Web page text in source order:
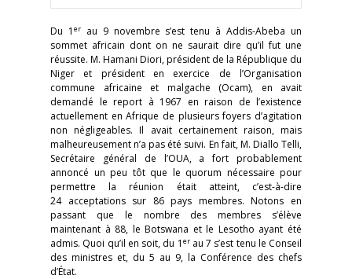
Du 1 erau 9 novembre s’est tenu à Addis-Abeba un
sommet africain dont on ne saurait dire qu’il fut une
réussite. M. Hamani Diori, président de la République du
Niger et président en exercice de l’Organisation
commune africaine et malgache (Ocam), en avait
demandé le report à 1967 en raison de l’existence
actuellement en Afrique de plusieurs foyers d’agitation
non négligeables. Il avait certainement raison, mais
malheureusement n’a pas été suivi. En fait, M. Diallo Telli,
Secrétaire général de l’OUA, a fort probablement
annoncé un peu tôt que le quorum nécessaire pour
permettre la réunion était atteint, c’est-à-dire
24 acceptations sur 86 pays membres. Notons en
passant que le nombre des membres s’élève
maintenant à 88, le Botswana et le Lesotho ayant été
admis. Quoi qu’il en soit, du 1 erau 7 s’est tenu le Conseil
des ministres et, du 5 au 9, la Conférence des chefs
d’État.